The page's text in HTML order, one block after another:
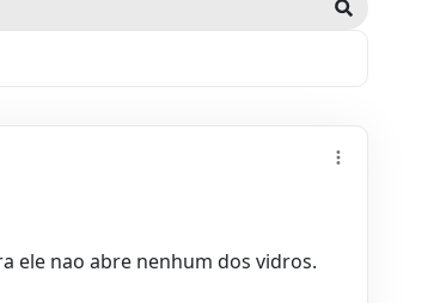
ele nao abre nenhum dos vidros.